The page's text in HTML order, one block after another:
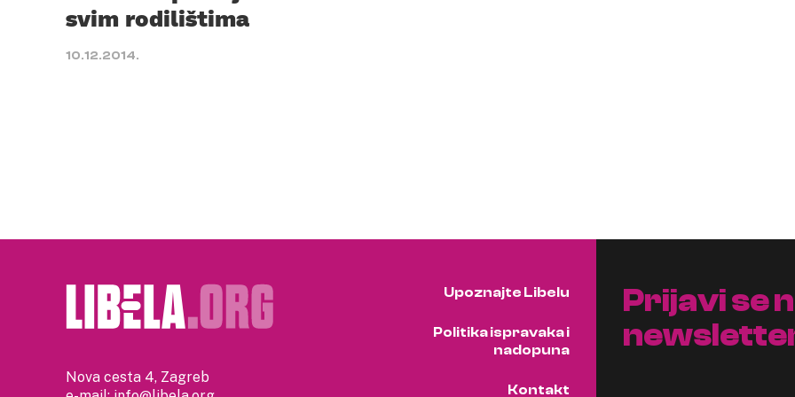
svim rodilištima
10.12.2014.
Nova cesta 4, Zagreb
Upoznajte Libelu
Politika ispravaka i
nadopuna
Kontakt
Prijavi se